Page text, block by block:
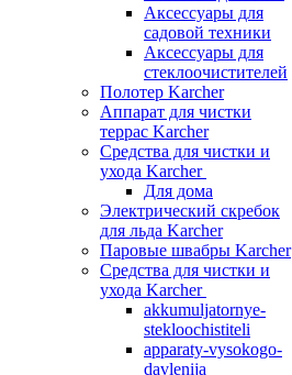
Аксессуары для
садовой техники
Аксессуары для
стеклоочистителей
Полотер Karcher
Аппарат для чистки
террас Karcher
Средства для чистки и
ухода Karcher
Для дома
Электрический скребок
для льда Karcher
Паровые швабры Karcher
Средства для чистки и
ухода Karcher
akkumuljatornye-
stekloochistiteli
apparaty-vysokogo-
davlenija